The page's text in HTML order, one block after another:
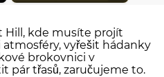
Hill, kde musíte projít
vyřešit hádanky
brokovnici v
pár třasů, zaručujeme to.